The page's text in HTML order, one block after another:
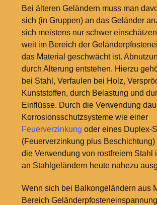
Bei älteren Geländern muss man
sich (in Gruppen) an das Geländer
sich meistens nur schwer
weit im Bereich der
das Material geschwächt ist.
durch Alterung entstehen. Hierzu
bei Stahl, Verfaulen bei Holz,
Kunststoffen, durch Belastung und
Einflüsse. Durch die Verwendung
Korrosionsschutzsysteme wie einer
Feuerverzinkung oder eines Duplex-
(Feuerverzinkung plus Beschichtung)
die Verwendung von rostfreiem Stahl
an Stahlgeländern heute nahezu
Wenn sich bei Balkongeländern aus
Bereich